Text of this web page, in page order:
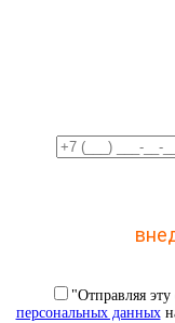
"Отправляя
персональных данных